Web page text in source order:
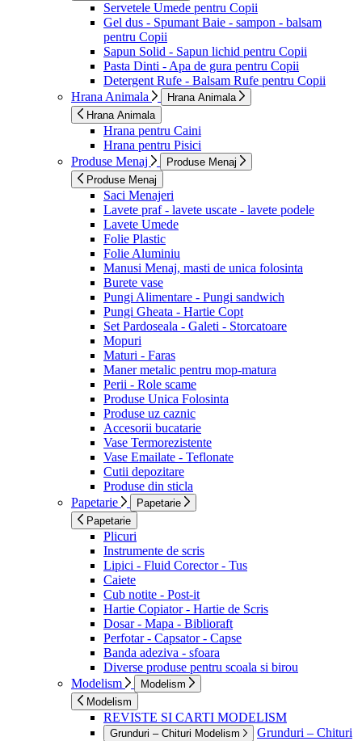
Servetele Umede pentru Copii
Gel dus - Spumant Baie - sampon - balsam
pentru Copii
Sapun Solid - Sapun lichid pentru Copii
Pasta Dinti - Apa de gura pentru Copii
Detergent Rufe - Balsam Rufe pentru Copii
Hrana Animala
Hrana Animala
Hrana Animala
Hrana pentru Caini
Hrana pentru Pisici
Produse Menaj
Produse Menaj
Produse Menaj
Saci Menajeri
Lavete praf - lavete uscate - lavete podele
Lavete Umede
Folie Plastic
Folie Aluminiu
Manusi Menaj, masti de unica folosinta
Burete vase
Pungi Alimentare - Pungi sandwich
Pungi Gheata - Hartie Copt
Set Pardoseala - Galeti - Storcatoare
Mopuri
Maturi - Faras
Maner metalic pentru mop-matura
Perii - Role scame
Produse Unica Folosinta
Produse uz caznic
Accesorii bucatarie
Vase Termorezistente
Vase Emailate - Teflonate
Cutii depozitare
Produse din sticla
Papetarie
Papetarie
Papetarie
Plicuri
Instrumente de scris
Lipici - Fluid Corector - Tus
Caiete
Cub notite - Post-it
Hartie Copiator - Hartie de Scris
Dosar - Mapa - Biblioraft
Perfotar - Capsator - Capse
Banda adeziva - sfoara
Diverse produse pentru scoala si birou
Modelism
Modelism
Modelism
REVISTE SI CARTI MODELISM
Grunduri – Chituri Modelism
Grunduri – Chituri